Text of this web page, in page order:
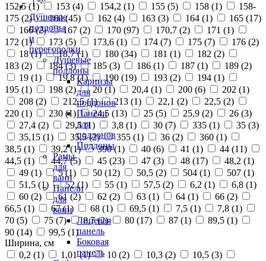
Душевые
поддоны
и
перегородки
Душевые
поддоны
Карнизы
для
поддонов
Панели
для
поддонов
Поддоны
Рамы
для
ванн
Панели
для
ванн
Лицевая
панель
Боковая
панель
152,5 (1) 153 (4) 154,2 (1) 155 (5) 158 (1)
158-
175 (2) 160 (45) 162 (4) 163 (3) 164 (1) 165 (17)
166 (2) 167 (2) 170 (97) 170,7 (2) 171 (1)
172 (1) 173 (5) 173,6 (1) 174 (7) 175 (7) 176 (2)
18 (1) 18,7 (1) 180 (34) 181 (1) 182 (2)
183 (2) 184 (3) 185 (3) 186 (1) 187 (1) 189 (2)
19 (1) 19,8 (1) 190 (19) 193 (2) 194 (1)
195 (1) 198 (2) 20 (1) 20,4 (1) 200 (6) 202 (1)
208 (2) 212,5 (1) 213 (1) 22,1 (2) 22,5 (2)
220 (1) 230 (1) 24,5 (13) 25 (5) 25,9 (2) 26 (3)
27,4 (2) 29,5 (1) 3,8 (1) 30 (7) 335 (1) 35 (3)
35,15 (1) 35,5 (2) 355 (1) 36 (2) 360 (1)
38,5 (1) 39,2 (1) 390 (1) 40 (6) 41 (1) 44 (11)
44,5 (1) 44,7 (5) 45 (23) 47 (3) 48 (17) 48,2 (1)
49 (1) 5 (1) 50 (12) 50,5 (2) 504 (1) 507 (1)
51,5 (1) 52 (1) 55 (1) 57,5 (2) 6,2 (1) 6,8 (1)
60 (2) 61 (2) 62 (2) 63 (1) 64 (1) 66 (2)
66,5 (1) 67 (1) 68 (1) 69,5 (1) 7,5 (1) 7,8 (1)
70 (5) 75 (7) 8,7 (2) 80 (17) 87 (1) 89,5 (1)
90 (14) 99,5 (1)
Ширина, см
0,2 (1) 1,01 (1) 10 (2) 10,3 (2) 10,5 (3)